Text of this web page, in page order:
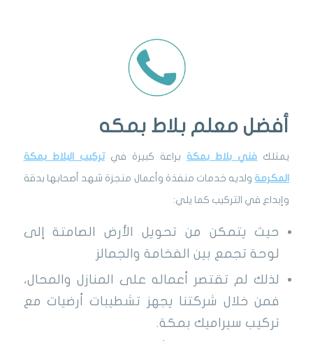
أفضل معلم بلاط بمكه
يمتلك فني بلاط بمكة براعة كبيرة فيتركيب البلاط بمكة
المكرمة ولديه خدمات منفذة وأعمال منجزة شهد أصحابها بدقة
وإبداع في التركيب كما يلي:
حيث يتمكن من تحويل الأرض الصامتة إلى
لوحة تجمع بين الفخامة والجمالز
لذلك لم تقتصر أعماله على المنازل والمحال،
فمن خلال شركتنا يجهز تشطيبات أرضيات مع
تركيب سيراميك بمكة.